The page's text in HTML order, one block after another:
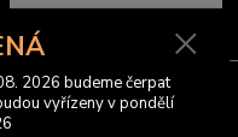
Menu
0 Kč
2026 budeme čerpat
vyřízeny v pondělí